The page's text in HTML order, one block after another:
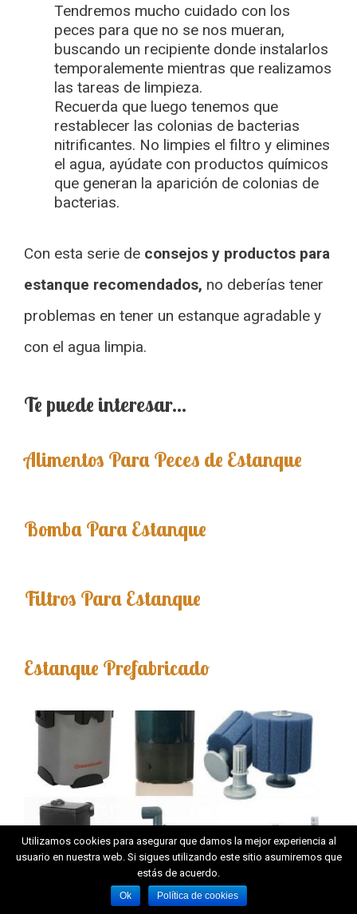
Tendremos mucho cuidado con los
peces para que no se nos mueran,
buscando un recipiente donde instalarlos
temporalemente mientras que realizamos
las tareas de limpieza.
Recuerda que luego tenemos que
restablecer las colonias de bacterias
nitrificantes. No limpies el filtro y elimines
el agua, ayúdate con productos químicos
que generan la aparición de colonias de
bacterias.
Con esta serie de consejos y productos para
estanque recomendados, no deberías tener
problemas en tener un estanque agradable y
con el agua limpia.
Te puede interesar…
Alimentos Para Peces de Estanque
Bomba Para Estanque
Filtros Para Estanque
Estanque Prefabricado
Utilizamos cookies para asegurar que damos la mejor experiencia al
usuario en nuestra web. Si sigues utilizando este sitio asumiremos que
estás de acuerdo.
Ok Política de cookies